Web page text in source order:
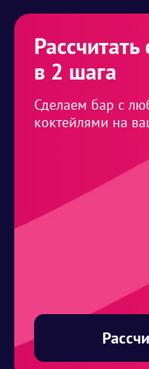
в 2 шага
Сделаем бар с
коктейлями на